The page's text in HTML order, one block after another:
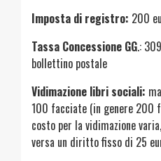
Imposta di registro: 200
Tassa Concessione GG.:
bollettino postale
Vidimazione libri sociali:
100 facciate (in genere 200
costo per la vidimazione
versa un diritto fisso di 25